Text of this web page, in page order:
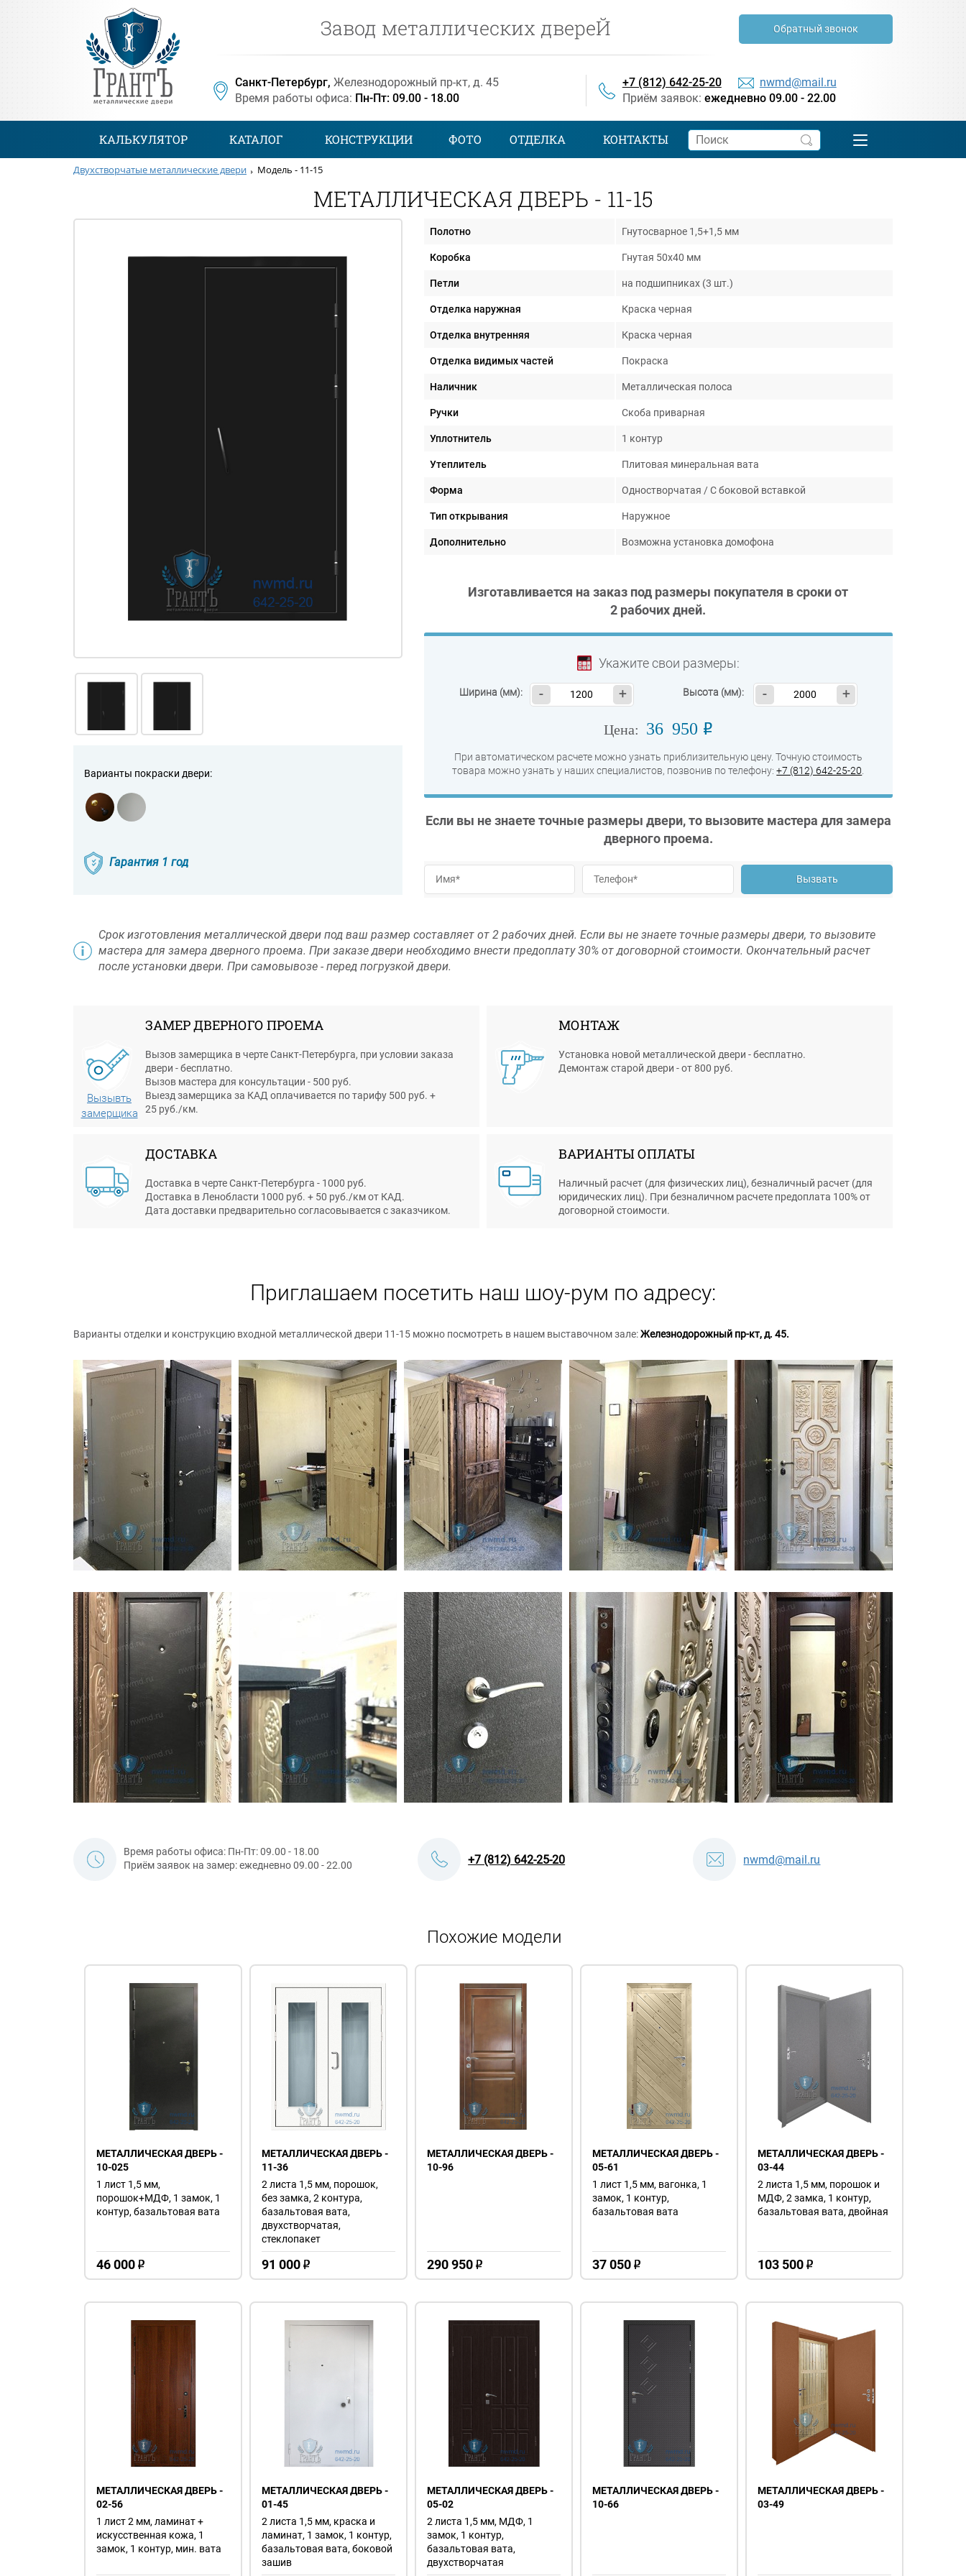
Завод металлических двереЙ Обратный звонок
Санкт-Петербург, Железнодорожный пр-кт, д. 45
Время работы офиса: Пн-Пт: 09.00 - 18.00
+7 (812) 642-25-20
nwmd@mail.ru
Приём заявок: ежедневно 09.00 - 22.00
КАЛЬКУЛЯТОР КАТАЛОГ КОНСТРУКЦИИ ФОТО ОТДЕЛКА КОНТАКТЫ
Двухстворчатые металлические двери Модель - 11-15
МЕТАЛЛИЧЕСКАЯ ДВЕРЬ - 11-15
Варианты покраски двери:
Гарантия 1 год
Полотно Гнутосварное 1,5+1,5 мм
Коробка Гнутая 50х40 мм
Петли на подшипниках (3 шт.)
Отделка наружная Краска черная
Отделка внутренняя Краска черная
Отделка видимых частей Покраска
Наличник Металлическая полоса
Ручки Скоба приварная
Уплотнитель 1 контур
Утеплитель Плитовая минеральная вата
Форма Одностворчатая / С боковой вставкой
Тип открывания Наружное
Дополнительно Возможна установка домофона
Изготавливается на заказ под размеры покупателя в сроки от
2 рабочих дней.
Укажите свои размеры:
Ширина (мм): - + Высота (мм): - +
Цена: 36 950 o
При автоматическом расчете можно узнать приблизительную цену. Точную стоимость
товара можно узнать у наших специалистов, позвонив по телефону:+7 (812) 642-25-20
Если вы не знаете точные размеры двери, то вызовите мастера для замера
дверного проема.
Вызвать
Срок изготовления металлической двери под ваш размер составляет от 2 рабочих дней. Если вы не знаете точные размеры двери, то вызовите
мастера для замера дверного проема. При заказе двери необходимо внести предоплату 30% от договорной стоимости. Окончательный расчет
после установки двери. При самовывозе - перед погрузкой двери.
Вызывть
замерщика
ЗАМЕР ДВЕРНОГО ПРОЕМА
Вызов замерщика в черте Санкт-Петербурга, при условии заказа
двери - бесплатно.
Вызов мастера для консультации - 500 руб.
Выезд замерщика за КАД оплачивается по тарифу 500 руб. +
25 руб./км.
МОНТАЖ
Установка новой металлической двери - бесплатно.
Демонтаж старой двери - от 800 руб.
ДОСТАВКА
Доставка в черте Санкт-Петербурга - 1000 руб.
Доставка в Ленобласти 1000 руб. + 50 руб./км от КАД.
Дата доставки предварительно согласовывается с заказчиком.
ВАРИАНТЫ ОПЛАТЫ
Наличный расчет (для физических лиц), безналичный расчет (для
юридических лиц). При безналичном расчете предоплата 100% от
договорной стоимости.
Приглашаем посетить наш шоу-рум по адресу:
Варианты отделки и конструкцию входной металлической двери 11-15 можно посмотреть в нашем выставочном зале:Железнодорожный пр-кт, д. 45.
Время работы офиса: Пн-Пт: 09.00 - 18.00
Приём заявок на замер: ежедневно 09.00 - 22.00
+7 (812) 642-25-20 nwmd@mail.ru
Похожие модели
МЕТАЛЛИЧЕСКАЯ ДВЕРЬ -
10-025
46 000 o
1 лист 1,5 мм,
порошок+МДФ, 1 замок, 1
контур, базальтовая вата
МЕТАЛЛИЧЕСКАЯ ДВЕРЬ -
11-36
91 000 o
2 листа 1,5 мм, порошок,
без замка, 2 контура,
базальтовая вата,
двухстворчатая,
стеклопакет
МЕТАЛЛИЧЕСКАЯ ДВЕРЬ -
10-96
290 950 o
МЕТАЛЛИЧЕСКАЯ ДВЕРЬ -
05-61
37 050 o
1 лист 1,5 мм, вагонка, 1
замок, 1 контур,
базальтовая вата
МЕТАЛЛИЧЕСКАЯ ДВЕРЬ -
03-44
103 500 o
2 листа 1,5 мм, порошок и
МДФ, 2 замка, 1 контур,
базальтовая вата, двойная
МЕТАЛЛИЧЕСКАЯ ДВЕРЬ -
02-56
1 лист 2 мм, ламинат +
искусственная кожа, 1
замок, 1 контур, мин. вата
МЕТАЛЛИЧЕСКАЯ ДВЕРЬ -
01-45
2 листа 1,5 мм, краска и
ламинат, 1 замок, 1 контур,
базальтовая вата, боковой
зашив
МЕТАЛЛИЧЕСКАЯ ДВЕРЬ -
05-02
2 листа 1,5 мм, МДФ, 1
замок, 1 контур,
базальтовая вата,
двухстворчатая
МЕТАЛЛИЧЕСКАЯ ДВЕРЬ -
10-66
МЕТАЛЛИЧЕСКАЯ ДВЕРЬ -
03-49